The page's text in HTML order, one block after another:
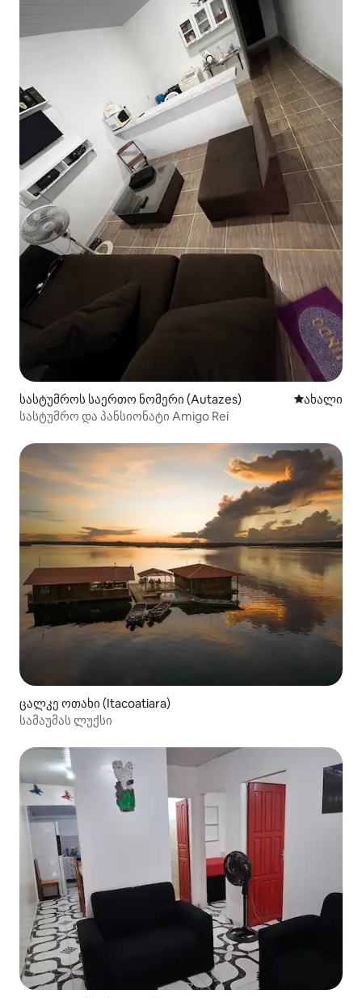
სასტუმროს საერთო ნომერი (Autazes) ახლად
ახალი
სასტუმრო და პანსიონატი Amigo Rei
ცალკე ოთახი (Itacoatiara)
სამაუმას ლუქსი